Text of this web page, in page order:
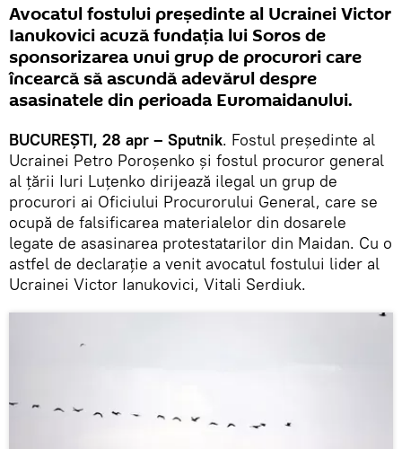
Avocatul fostului președinte al Ucrainei Victor
Ianukovici acuză fundația lui Soros de
sponsorizarea unui grup de procurori care
încearcă să ascundă adevărul despre
asasinatele din perioada Euromaidanului.
BUCUREȘTI, 28 apr – Sputnik. Fostul președinte al
Ucrainei Petro Poroșenko și fostul procuror general
al țării Iuri Luțenko dirijează ilegal un grup de
procurori ai Oficiului Procurorului General, care se
ocupă de falsificarea materialelor din dosarele
legate de asasinarea protestatarilor din Maidan. Cu o
astfel de declarație a venit avocatul fostului lider al
Ucrainei Victor Ianukovici, Vitali Serdiuk.